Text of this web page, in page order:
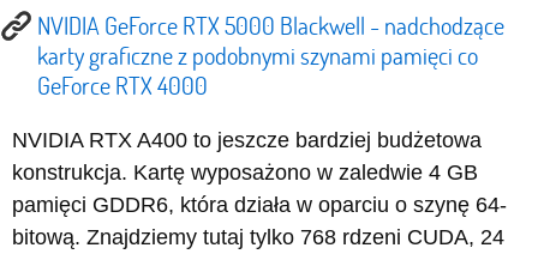
NVIDIA GeForce RTX 5000 Blackwell - nadchodzące
karty graficzne z podobnymi szynami pamięci co
GeForce RTX 4000
NVIDIA RTX A400 to jeszcze bardziej budżetowa
konstrukcja. Kartę wyposażono w zaledwie 4 GB
pamięci GDDR6, która działa w oparciu o szynę 64-
bitową. Znajdziemy tutaj tylko 768 rdzeni CUDA, 24